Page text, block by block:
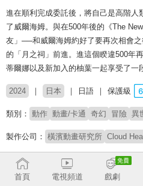
進在順利完成委託後，將自己是高階人
了威爾海姆。與在500年後的《The
友」──和威爾海姆約好了要再次相會
的「月之祠」前進。進這個睽違500年
蒂爾娜以及新加入的柚葉一起享受了一
2024 日本 日語 保護級
類別： 動作 動畫/卡通 奇幻 冒險 異
製作公司： 橫濱動畫研究所 Cloud
導演：
配音： 小野賢章 瀬戸麻沙美 本渡楓
首頁 電視頻道 戲劇